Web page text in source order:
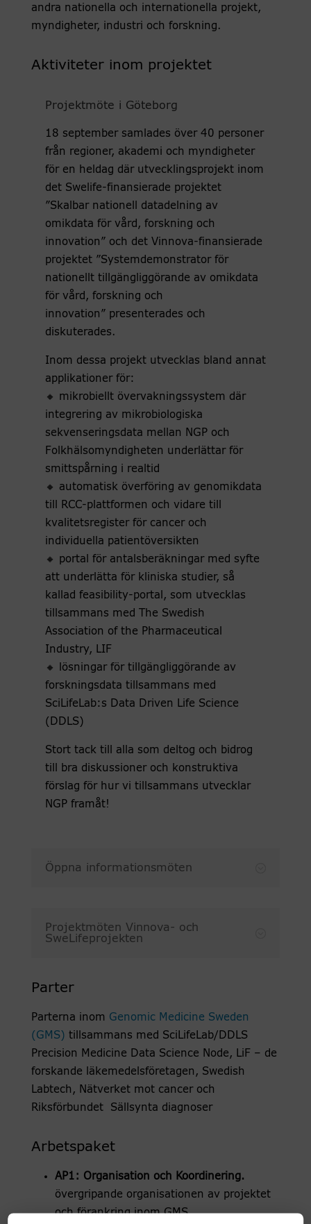
andra nationella och internationella projekt,
myndigheter, industri och forskning.
Aktiviteter inom projektet
Projektmöte i Göteborg
18 september samlades över 40 personer
från regioner, akademi och myndigheter
för en heldag där utvecklingsprojekt inom
det Swelife-finansierade projektet
”Skalbar nationell datadelning av
omikdata för vård, forskning och
innovation” och det Vinnova-finansierade
projektet ”Systemdemonstrator för
nationellt tillgängliggörande av omikdata
för vård, forskning och
innovation” presenterades och
diskuterades.
Inom dessa projekt utvecklas bland annat
applikationer för:
🔸 mikrobiellt övervakningssystem där
integrering av mikrobiologiska
sekvenseringsdata mellan NGP och
Folkhälsomyndigheten underlättar för
smittspårning i realtid
🔸 automatisk överföring av genomikdata
till RCC-plattformen och vidare till
kvalitetsregister för cancer och
individuella patientöversikten
🔸 portal för antalsberäkningar med syfte
att underlätta för kliniska studier, så
kallad feasibility-portal, som utvecklas
tillsammans med The Swedish
Association of the Pharmaceutical
Industry, LIF
🔸 lösningar för tillgängliggörande av
forskningsdata tillsammans med
SciLifeLab:s Data Driven Life Science
(DDLS)
Stort tack till alla som deltog och bidrog
till bra diskussioner och konstruktiva
förslag för hur vi tillsammans utvecklar
NGP framåt!
Öppna informationsmöten
Projektmöten Vinnova- och
SweLifeprojekten
Parter
Parterna inom Genomic Medicine Sweden
(GMS) tillsammans med SciLifeLab/DDLS
Precision Medicine Data Science Node, LiF – de
forskande läkemedelsföretagen, Swedish
Labtech, Nätverket mot cancer och
Riksförbundet Sällsynta diagnoser​
Arbetspaket
AP1: Organisation och Koordinering.
övergripande organisationen av projektet
och förankring inom GMS